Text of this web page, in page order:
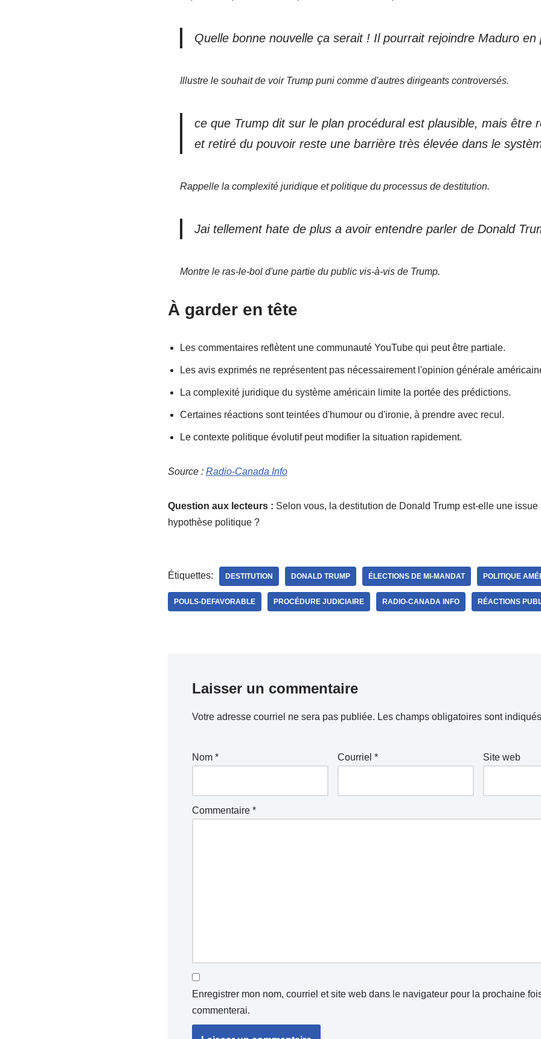
Quelle bonne nouvelle ça serait ! Il pourrait rejoindre Maduro en
Illustre le souhait de voir Trump puni comme d'autres dirigeants controversés.
ce que Trump dit sur le plan procédural est plausible, mais être
et retiré du pouvoir reste une barrière très élevée dans le
Rappelle la complexité juridique et politique du processus de destitution.
Jai tellement hate de plus a avoir entendre parler de Donald
Montre le ras-le-bol d'une partie du public vis-à-vis de Trump.
À garder en tête
Les commentaires reflètent une communauté YouTube qui peut être partiale.
Les avis exprimés ne représentent pas nécessairement l'opinion générale
La complexité juridique du système américain limite la portée des prédictions.
Certaines réactions sont teintées d'humour ou d'ironie, à prendre avec recul.
Le contexte politique évolutif peut modifier la situation rapidement.
Source : Radio-Canada Info
Question aux lecteurs : Selon vous, la destitution de Donald Trump est-elle une
hypothèse politique ?
Étiquettes: DESTITUTION DONALD TRUMP ÉLECTIONS DE MI-MANDAT POLITIQUE
POULS-DEFAVORABLE PROCÉDURE JUDICIAIRE RADIO-CANADA INFO RÉACTIONS
Laisser un commentaire
Votre adresse courriel ne sera pas publiée. Les champs obligatoires sont
Nom * Courriel * Site web
Commentaire *
Enregistrer mon nom, courriel et site web dans le navigateur pour la prochaine
commenterai.